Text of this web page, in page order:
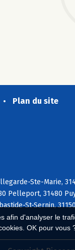
afin d'analyser le
OK pour vous
Plan du site
Ste-Marie,
Pelleport, 31480
St-Sernin,